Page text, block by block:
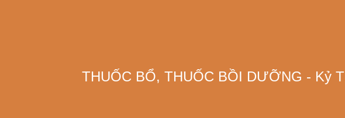
THUỐC BỔ, THUỐC BỒI DƯỠNG - Kỷ